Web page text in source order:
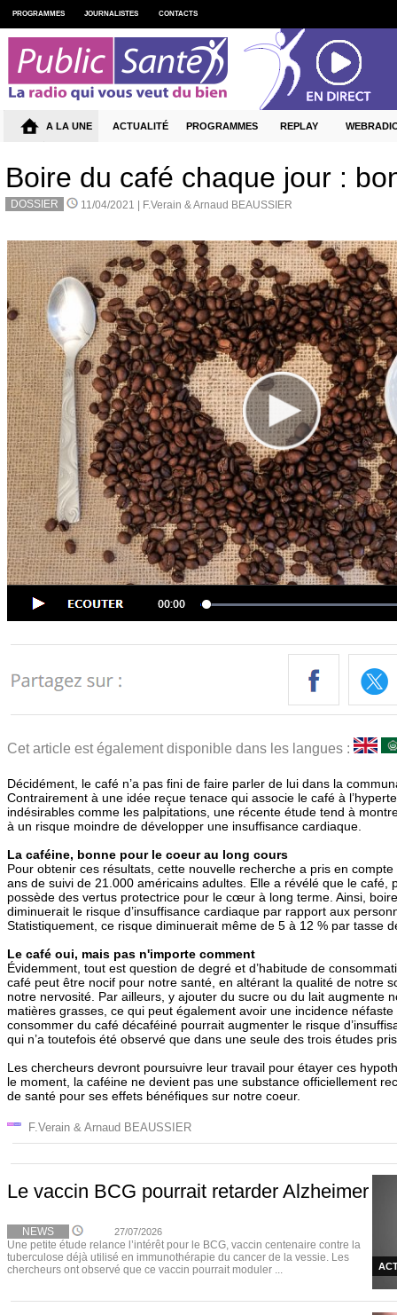
Boire du café chaque jour :
DOSSIER 11/04/2021 | F.Verain & Arnaud BEAUSSIER
Cet article est également disponible dans les langues :
Décidément, le café n’a pas fini de faire parler de lui dans la
Contrairement à une idée reçue tenace qui associe le café à
indésirables comme les palpitations, une récente étude tend à
à un risque moindre de développer une insuffisance cardiaque.
La caféine, bonne pour le coeur au long cours
Pour obtenir ces résultats, cette nouvelle recherche a pris en
ans de suivi de 21.000 américains adultes. Elle a révélé que le café,
possède des vertus protectrice pour le cœur à long terme. Ainsi,
diminuerait le risque d’insuffisance cardiaque par rapport aux
Statistiquement, ce risque diminuerait même de 5 à 12 % par tasse
Le café oui, mais pas n'importe comment
Évidemment, tout est question de degré et d’habitude de
café peut être nocif pour notre santé, en altérant la qualité de notre
notre nervosité. Par ailleurs, y ajouter du sucre ou du lait augmente
matières grasses, ce qui peut également avoir une incidence
consommer du café décaféiné pourrait augmenter le risque
qui n’a toutefois été observé que dans une seule des trois études
Les chercheurs devront poursuivre leur travail pour étayer ces
le moment, la caféine ne devient pas une substance officiellement
de santé pour ses effets bénéfiques sur notre coeur.
F.Verain & Arnaud BEAUSSIER
Le vaccin BCG pourrait retarder Alzheimer
NEWS 27/07/2026
Une petite étude relance l’intérêt pour le BCG, vaccin centenaire contre la
tuberculose déjà utilisé en immunothérapie du cancer de la vessie. Les
chercheurs ont observé que ce vaccin pourrait moduler ...
PROGRAMMES JOURNALISTES CONTACTS
A LA UNE ACTUALITÉ PROGRAMMES REPLAY